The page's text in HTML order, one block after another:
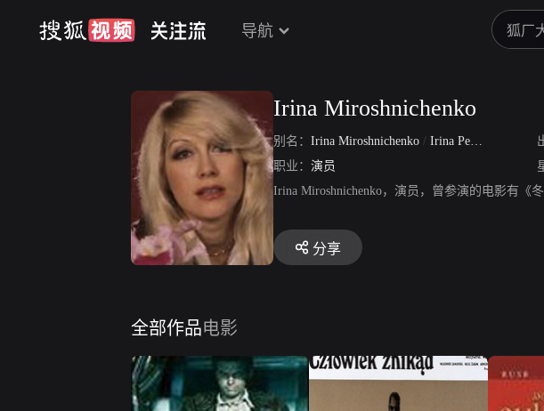
导航
Irina Miroshnichenko
别名： Irina Miroshnichenko / Irina Petrovna Miroshnichenko
职业： 演员
Irina Miroshnichenko，演员，曾参演的电影有《
分享
全部作品电影